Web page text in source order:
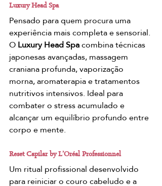
Luxury Head Spa
Pensado para quem procura uma
experiência mais completa e sensorial.
O Luxury Head Spa combina técnicas
japonesas avançadas, massagem
craniana profunda, vaporização
morna, aromaterapia e tratamentos
nutritivos intensivos. Ideal para
combater o stress acumulado e
alcançar um equilíbrio profundo entre
corpo e mente.
Reset Capilar by L’Oréal Professionnel
Um ritual profissional desenvolvido
para reiniciar o couro cabeludo e a